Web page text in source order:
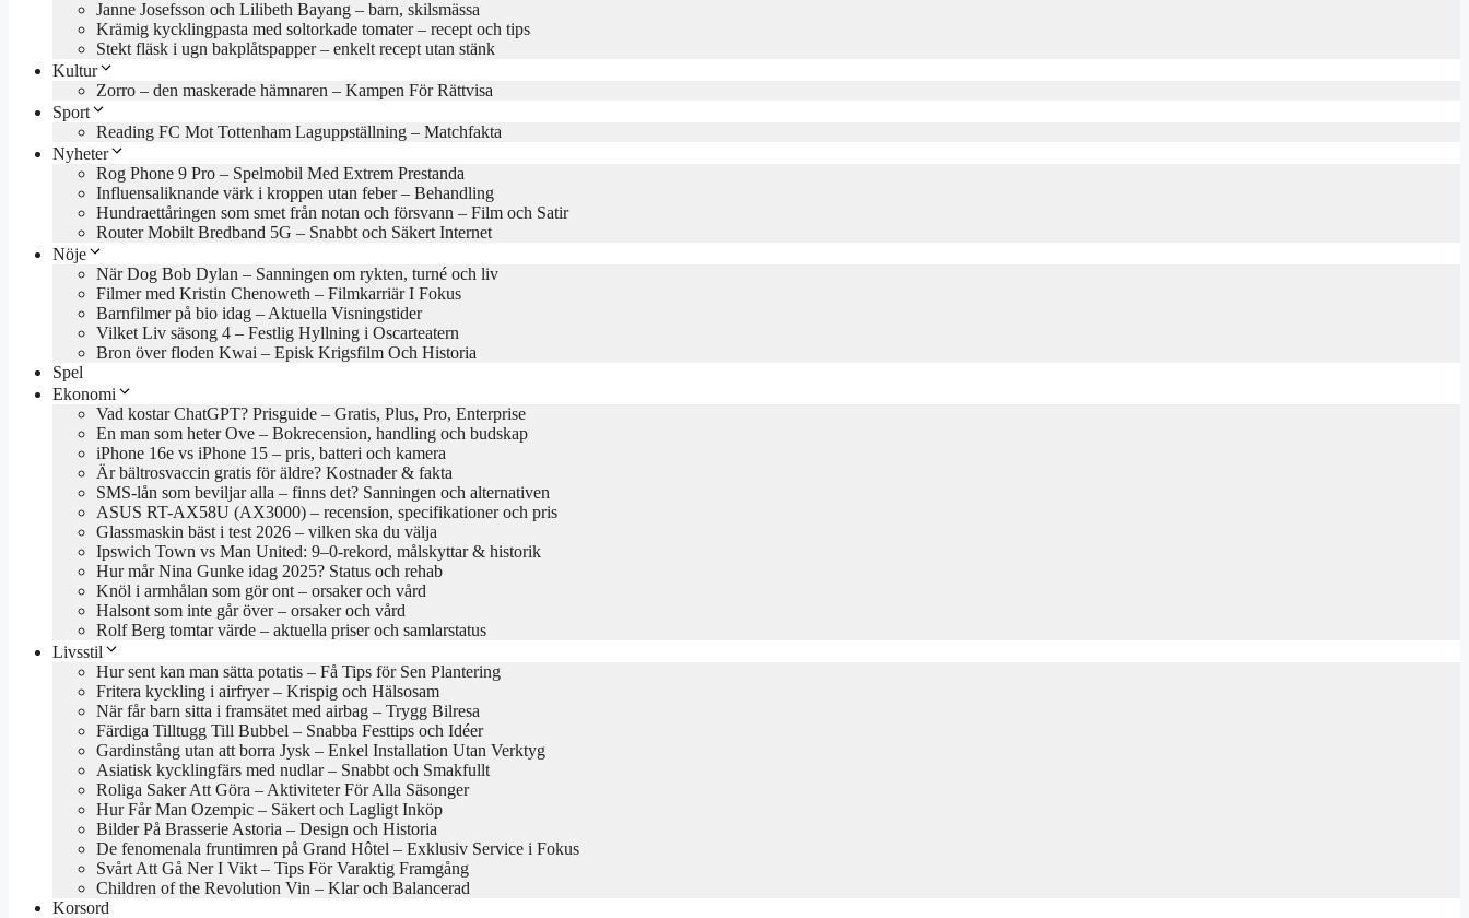
Janne Josefsson och Lilibeth Bayang – barn, skilsmässa
Krämig kycklingpasta med soltorkade tomater – recept och tips
Stekt fläsk i ugn bakplåtspapper – enkelt recept utan stänk
Kultur
Zorro – den maskerade hämnaren – Kampen För Rättvisa
Sport
Reading FC Mot Tottenham Laguppställning – Matchfakta
Nyheter
Rog Phone 9 Pro – Spelmobil Med Extrem Prestanda
Influensaliknande värk i kroppen utan feber – Behandling
Hundraettåringen som smet från notan och försvann – Film och Satir
Router Mobilt Bredband 5G – Snabbt och Säkert Internet
Nöje
När Dog Bob Dylan – Sanningen om rykten, turné och liv
Filmer med Kristin Chenoweth – Filmkarriär I Fokus
Barnfilmer på bio idag – Aktuella Visningstider
Vilket Liv säsong 4 – Festlig Hyllning i Oscarteatern
Bron över floden Kwai – Episk Krigsfilm Och Historia
Spel
Ekonomi
Vad kostar ChatGPT? Prisguide – Gratis, Plus, Pro, Enterprise
En man som heter Ove – Bokrecension, handling och budskap
iPhone 16e vs iPhone 15 – pris, batteri och kamera
Är bältrosvaccin gratis för äldre? Kostnader & fakta
SMS-lån som beviljar alla – finns det? Sanningen och alternativen
ASUS RT-AX58U (AX3000) – recension, specifikationer och pris
Glassmaskin bäst i test 2026 – vilken ska du välja
Ipswich Town vs Man United: 9–0-rekord, målskyttar & historik
Hur mår Nina Gunke idag 2025? Status och rehab
Knöl i armhålan som gör ont – orsaker och vård
Halsont som inte går över – orsaker och vård
Rolf Berg tomtar värde – aktuella priser och samlarstatus
Livsstil
Hur sent kan man sätta potatis – Få Tips för Sen Plantering
Fritera kyckling i airfryer – Krispig och Hälsosam
När får barn sitta i framsätet med airbag – Trygg Bilresa
Färdiga Tilltugg Till Bubbel – Snabba Festtips och Idéer
Gardinstång utan att borra Jysk – Enkel Installation Utan Verktyg
Asiatisk kycklingfärs med nudlar – Snabbt och Smakfullt
Roliga Saker Att Göra – Aktiviteter För Alla Säsonger
Hur Får Man Ozempic – Säkert och Lagligt Inköp
Bilder På Brasserie Astoria – Design och Historia
De fenomenala fruntimren på Grand Hôtel – Exklusiv Service i Fokus
Svårt Att Gå Ner I Vikt – Tips För Varaktig Framgång
Children of the Revolution Vin – Klar och Balancerad
Korsord